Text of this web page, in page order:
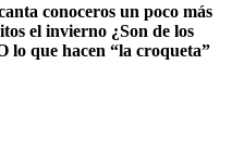
conoceros un poco más
el invierno ¿Son de los
lo que hacen “la croqueta”